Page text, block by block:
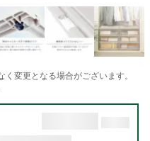
変更となる場合がございます。